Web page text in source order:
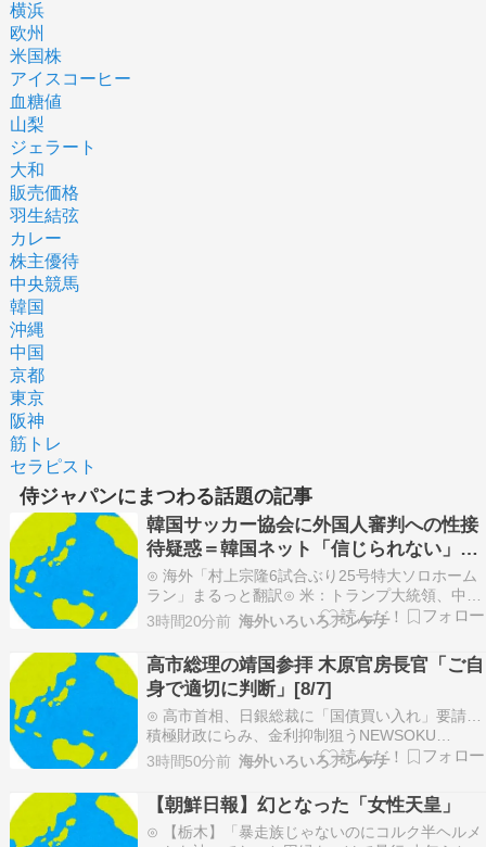
横浜
欧州
米国株
アイスコーヒー
血糖値
山梨
ジェラート
大和
販売価格
羽生結弦
カレー
株主優待
中央競馬
韓国
沖縄
中国
京都
東京
阪神
筋トレ
セラピスト
侍ジャパンにまつわる話題の記事
韓国サッカー協会に外国人審判への性接
待疑惑＝韓国ネット「信じられない」
「要求した審判もおかしい」［8/8］
⊙ 海外「村上宗隆6試合ぶり25号特大ソロホーム
ラン」まるっと翻訳⊙ 米：トランプ大統領、中国
等の「敵性外国人」による「米国籍目的の出産ツ
ーリズム禁止令」に署名…寄生侵略防止へ[海外の
反応]海外報道翻訳所⊙ 中国人「日本人はどうし
てこんなに複雑な地下鉄・鉄道路線を設計できる
のか?…
3時間20分前 海外いろいろアンテナ
高市総理の靖国参拝 木原官房長官「ご自
身で適切に判断」[8/7]
⊙ 高市首相、日銀総裁に「国債買い入れ」要請…
積極財政にらみ、金利抑制狙うNEWSOKU
BLOG（ニュー速ブログ）⊙ 中国人「サッカー日
本代表FW、プレミアに移籍！」 中国人「前線の
極み」「この人を嫌う監督はいない」じゃぽにか
反応帳⊙ 海外「二度買えないものは、買えるうち
に入…
3時間50分前 海外いろいろアンテナ
【朝鮮日報】幻となった「女性天皇」
⊙ 【栃木】「暴走族じゃないのにコルク半ヘルメ